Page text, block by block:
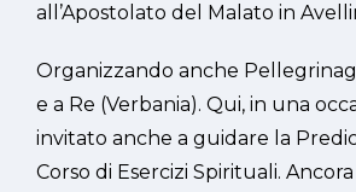
all’Apostolato del Malato in
Organizzando anche
e a Re (Verbania). Qui, in una
invitato anche a guidare la
Corso di Esercizi Spirituali.